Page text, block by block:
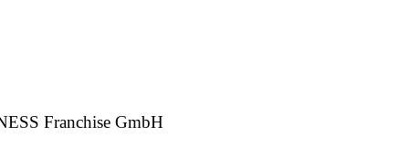
Franchise GmbH